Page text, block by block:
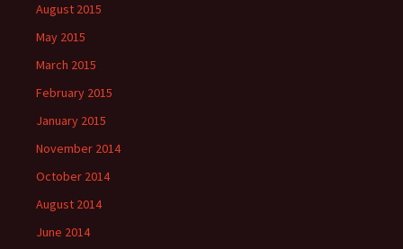
August 2015
May 2015
March 2015
February 2015
January 2015
November 2014
October 2014
August 2014
June 2014